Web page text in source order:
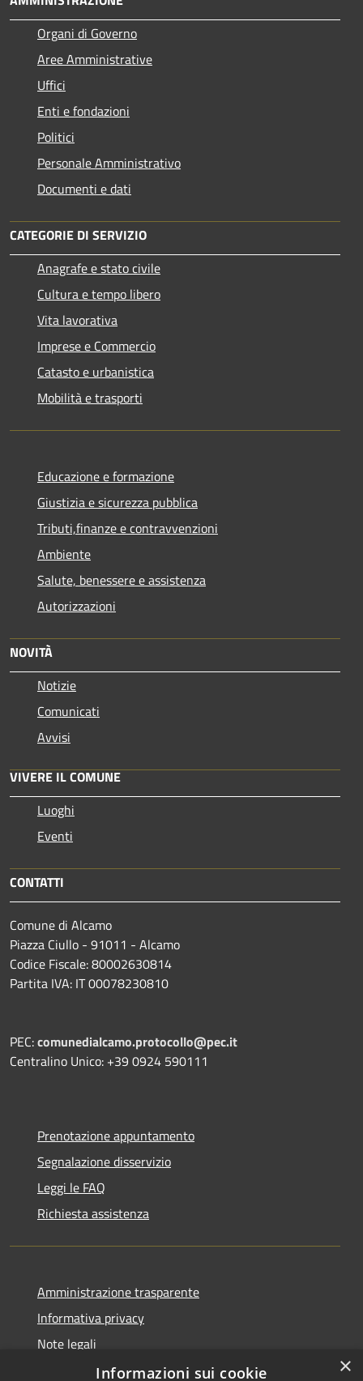
Organi di Governo
Aree Amministrative
Uffici
Enti e fondazioni
Politici
Personale Amministrativo
Documenti e dati
CATEGORIE DI SERVIZIO
Anagrafe e stato civile
Cultura e tempo libero
Vita lavorativa
Imprese e Commercio
Catasto e urbanistica
Mobilità e trasporti
Educazione e formazione
Giustizia e sicurezza pubblica
Tributi,finanze e contravvenzioni
Ambiente
Salute, benessere e assistenza
Autorizzazioni
NOVITÀ
Notizie
Comunicati
Avvisi
VIVERE IL COMUNE
Luoghi
Eventi
CONTATTI
Comune di Alcamo
Piazza Ciullo - 91011 - Alcamo
Codice Fiscale: 80002630814
Partita IVA: IT 00078230810
PEC:comunedialcamo.protocollo@pec.it
Centralino Unico: +39 0924 590111
Prenotazione appuntamento
Segnalazione disservizio
Leggi le FAQ
Richiesta assistenza
Amministrazione trasparente
Informativa privacy
Note legali
Dichiarazione di accessibilità
×
Informazioni sui cookie